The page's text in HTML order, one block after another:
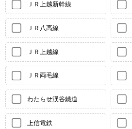
ＪＲ上越新幹線
ＪＲ八高線
ＪＲ上越線
ＪＲ両毛線
わたらせ渓谷鐵道
上信電鉄